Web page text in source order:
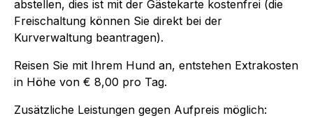
abstellen, dies ist mit der Gästekarte kostenfrei (die
Freischaltung können Sie direkt bei der
Kurverwaltung beantragen).
Reisen Sie mit Ihrem Hund an, entstehen Extrakosten
in Höhe von € 8,00 pro Tag.
Zusätzliche Leistungen gegen Aufpreis möglich: